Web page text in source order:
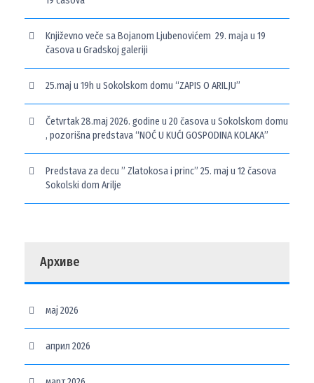
Književno veče sa Bojanom Ljubenovićem 29. maja u 19
časova u Gradskoj galeriji
25.maj u 19h u Sokolskom domu “ZAPIS O ARILJU”
Četvrtak 28.maj 2026. godine u 20 časova u Sokolskom domu
, pozorišna predstava “NOĆ U KUĆI GOSPODINA KOLAKA”
Predstava za decu ” Zlatokosa i princ” 25. maj u 12 časova
Sokolski dom Arilje
Архиве
мај 2026
април 2026